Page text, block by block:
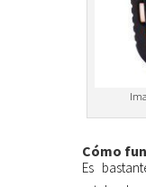
Cómo
Es